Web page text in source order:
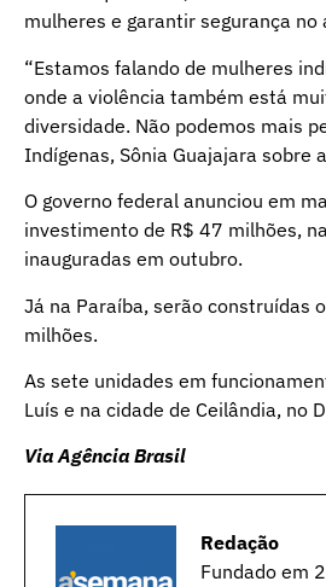
mulheres e garantir segurança
“Estamos falando de mulheres
onde a violência também está
diversidade. Não podemos mais
Indígenas, Sônia Guajajara
O governo federal anunciou em
investimento de R$ 47 milhões,
inauguradas em outubro.
Já na Paraíba, serão construídas
milhões.
As sete unidades em
Luís e na cidade de Ceilândia, no
Via Agência Brasil
Redação
Fundado em